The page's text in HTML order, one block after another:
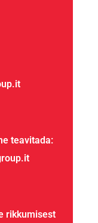
teavitada:
rikkumisest